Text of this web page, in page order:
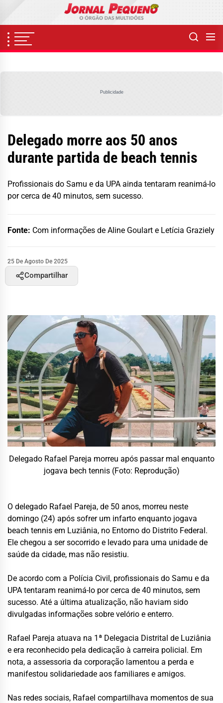
content
Publicidade
Delegado morre aos 50 anos
durante partida de beach tennis
Profissionais do Samu e da UPA ainda tentaram reanimá-lo
por cerca de 40 minutos, sem sucesso.
Fonte: Com informações de Aline Goulart e Letícia Graziely
25 De Agosto De 2025
Compartilhar
Delegado Rafael Pareja morreu após passar mal enquanto
jogava bech tennis (Foto: Reprodução)
O delegado Rafael Pareja, de 50 anos, morreu neste
domingo (24) após sofrer um infarto enquanto jogava
beach tennis em Luziânia, no Entorno do Distrito Federal.
Ele chegou a ser socorrido e levado para uma unidade de
saúde da cidade, mas não resistiu.
De acordo com a Polícia Civil, profissionais do Samu e da
UPA tentaram reanimá-lo por cerca de 40 minutos, sem
sucesso. Até a última atualização, não haviam sido
divulgadas informações sobre velório e enterro.
Rafael Pareja atuava na 1ª Delegacia Distrital de Luziânia
e era reconhecido pela dedicação à carreira policial. Em
nota, a assessoria da corporação lamentou a perda e
manifestou solidariedade aos familiares e amigos.
Nas redes sociais, Rafael compartilhava momentos de sua